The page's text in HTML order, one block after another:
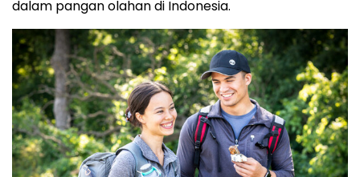
dalam pangan olahan di Indonesia.